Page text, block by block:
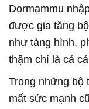
Dormammu
được gia tăng
như tàng hình,
thậm chí là cả
Trong những bộ
mất sức mạnh